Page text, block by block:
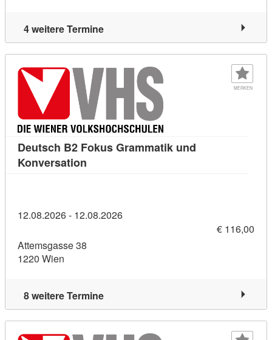
4 weitere Termine
MERKEN
Deutsch B2 Fokus Grammatik und
Konversation
12.08.2026 - 12.08.2026
€ 116,00
Attemsgasse 38
1220 Wien
8 weitere Termine